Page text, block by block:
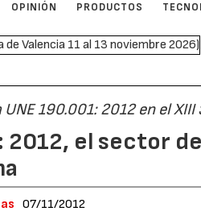
OPINIÓN PRODUCTOS
190.001: 2012 en el
2012, el sector
07/11/2012